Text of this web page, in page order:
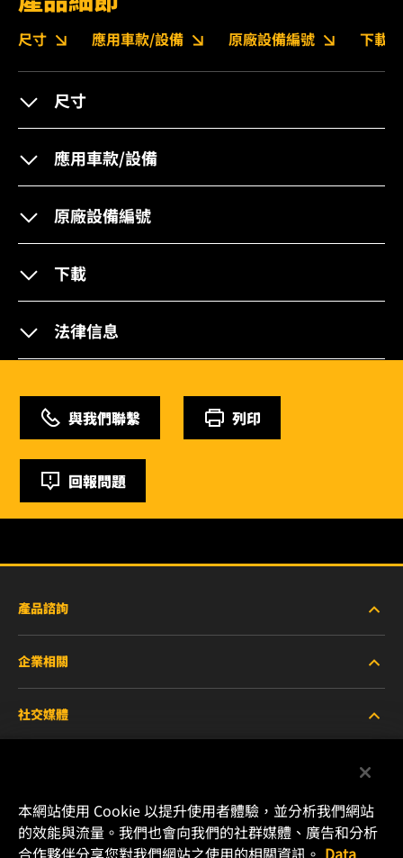
尺寸 應用車款/設備 原廠設備編號 下載
尺寸
應用車款/設備
原廠設備編號
下載
法律信息
與我們聯繫 列印
回報問題
產品諮詢
重型設備車輛
小客車與商用車
賽車產品
企業相關
關於WIX
聯絡我們
社交媒體
Instagram
本網站使用 Cookie 以提升使用者體驗，並分析我們網站
的效能與流量。我們也會向我們的社群媒體、廣告和分析
合作夥伴分享您對我們網站之使用的相關資訊。 Data